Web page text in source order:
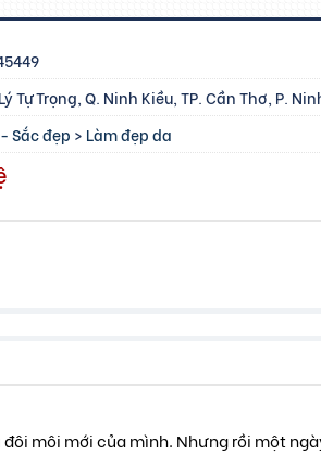
Tự Trọng, Q. Ninh Kiều, TP. Cần Thơ, P.
Sắc đẹp > Làm đẹp da
môi mới của mình. Nhưng rồi một